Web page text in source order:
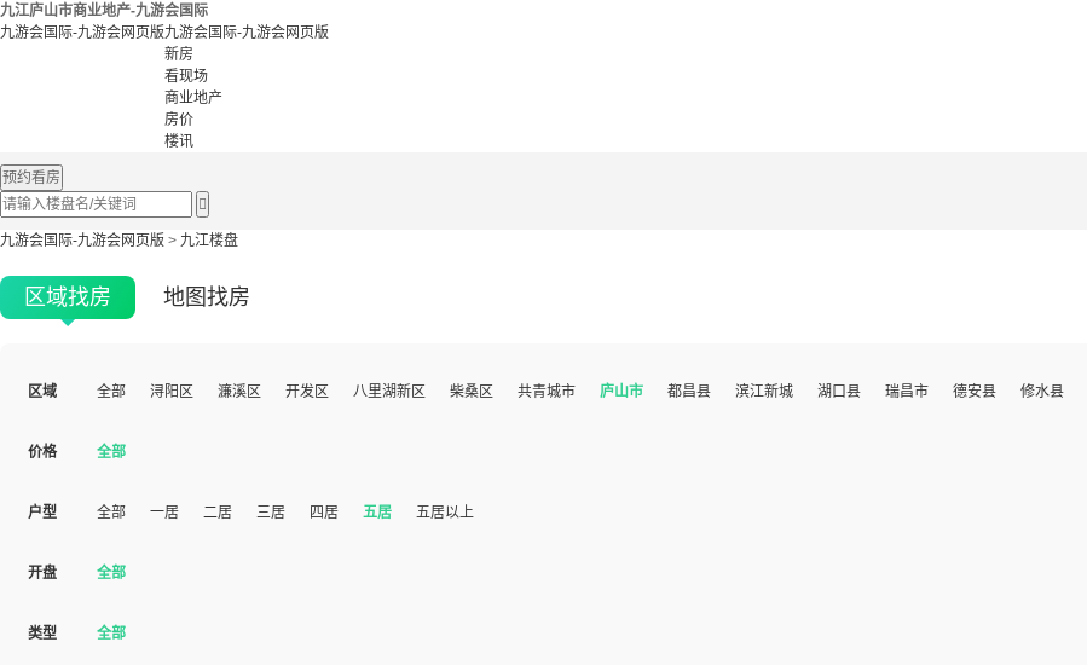
九江庐山市商业地产-九游会国际
九游会国际-九游会网页版九游会国际-九游会网页版
新房
看现场
商业地产
房价
楼讯
预约看房

九游会国际-九游会网页版 > 九江楼盘
区域找房 地图找房
区域 全部 浔阳区 濂溪区 开发区 八里湖新区 柴桑区 共青城市 庐山市 都昌县 滨江新城 湖口县 瑞昌市 德安县 修水县
价格 全部
户型 全部 一居 二居 三居 四居 五居 五居以上
开盘 全部
类型 全部